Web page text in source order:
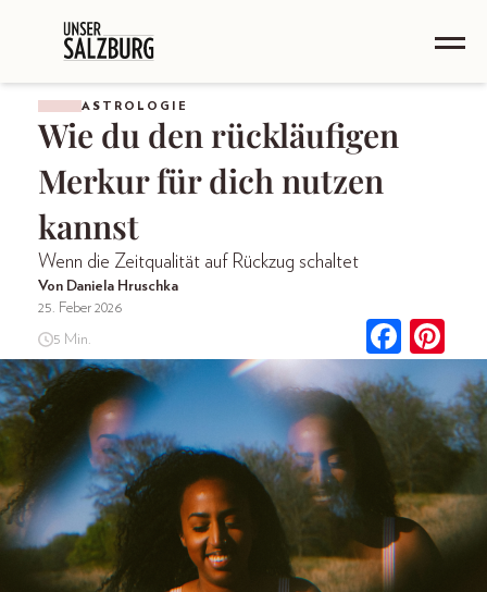
ASTROLOGIE
Wie du den rückläufigen
Merkur für dich nutzen
kannst
Wenn die Zeitqualität auf Rückzug schaltet
Von Daniela Hruschka
25. Feber 2026
5 Min.